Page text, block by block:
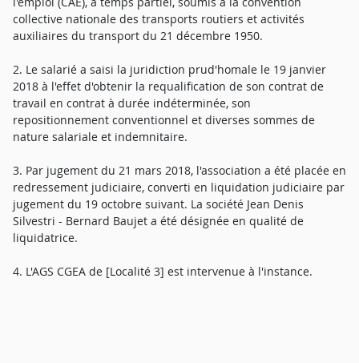
collective nationale des transports routiers et activités
auxiliaires du transport du 21 décembre 1950.
2. Le salarié a saisi la juridiction prud'homale le 19 janvier
2018 à l'effet d'obtenir la requalification de son contrat de
travail en contrat à durée indéterminée, son
repositionnement conventionnel et diverses sommes de
nature salariale et indemnitaire.
3. Par jugement du 21 mars 2018, l'association a été placée en
redressement judiciaire, converti en liquidation judiciaire par
jugement du 19 octobre suivant. La société Jean Denis
Silvestri - Bernard Baujet a été désignée en qualité de
liquidatrice.
4. L'AGS CGEA de [Localité 3] est intervenue à l'instance.